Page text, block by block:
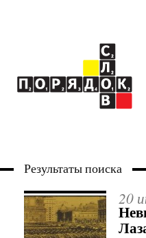
Результаты поиска
20